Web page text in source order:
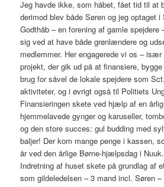
Jeg havde ikke, som håbet, fået tid til at
derimod blev både Søren og jeg optaget
Godthåb – en forening af gamle
sig ved at have både grønlændere og
medlemmer. Her engagerede vi os –
projekt, der gik ud på at finansiere,
brug for såvel de lokale spejdere som
aktiviteter, og i øvrigt også til Politiets
Finansieringen skete ved hjælp af en
hjemmelavede gynger og karuseller,
og den store succes: gul budding med
baljer! Der kom mange penge i kassen,
år ved den årlige Børne-hjælpsdag i Nuuk.
Indretning af huset skete på grundlag af
som gildeledelsen – 3 mand incl. Søren